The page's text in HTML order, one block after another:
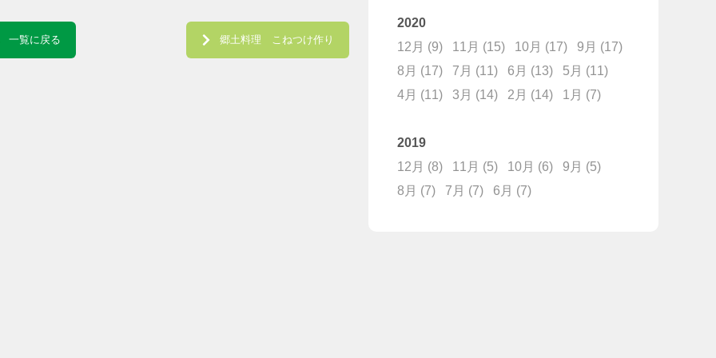
郷土料理 こねつけ作り
一覧に戻る
2020
12月 (9) 11月 (15) 10月 (17) 9月 (17)
8月 (17) 7月 (11) 6月 (13) 5月 (11)
4月 (11) 3月 (14) 2月 (14) 1月 (7)
2019
12月 (8) 11月 (5) 10月 (6) 9月 (5)
8月 (7) 7月 (7) 6月 (7)